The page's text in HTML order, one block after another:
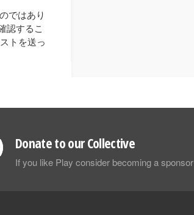
ではあり
認するこ
トを送っ
Donate to our Collective
If you like Play consider becoming a sponsor